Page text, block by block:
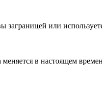
заграницей или
в настоящем